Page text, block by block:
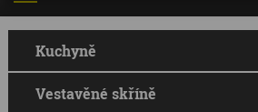
Kuchyně
Vestavěné skříně